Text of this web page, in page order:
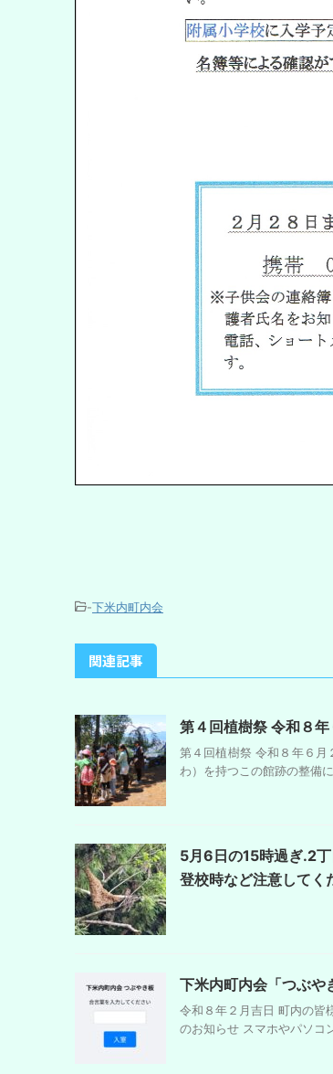
-下米内町内会
関連記事
第４回植樹祭 令和８年
第４回植樹祭 令和８年６
わ）を持つこの館跡の整備
5月6日の15時過ぎ.2
登校時など注意してく
下米内町内会「つぶや
令和８年２月吉日 町内
のお知らせ スマホやパソコ